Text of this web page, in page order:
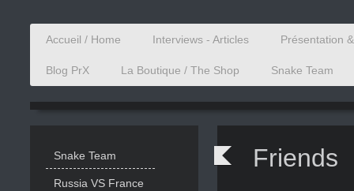
Accueil / Home Interviews - Articles Présentation
Blog PrX La Boutique / The Shop Snake Team
Friends
Snake Team
Russia VS France